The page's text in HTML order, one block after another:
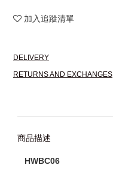
加入追蹤清單
DELIVERY
RETURNS AND EXCHANGES
商品描述
HWBC06